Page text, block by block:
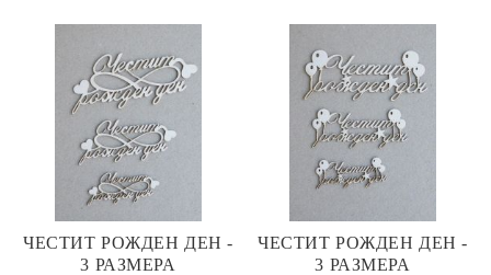
2 БР.
ЧЕСТИТ РОЖДЕН ДЕН -
3 РАЗМЕРА
ЧЕСТИТ РОЖДЕН ДЕН -
3 РАЗМЕРА